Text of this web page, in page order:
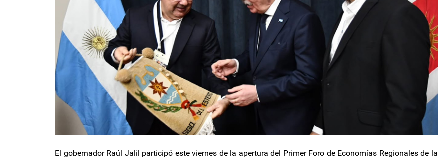
El gobernador Raúl Jalil participó este viernes de la apertura del Primer Foro de Economías Regionales de la